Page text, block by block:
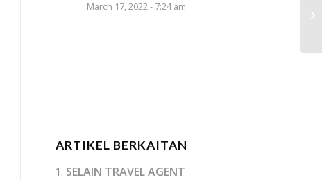
March 17, 2022 - 7:24 am
ARTIKEL BERKAITAN
SELAIN TRAVEL AGENT